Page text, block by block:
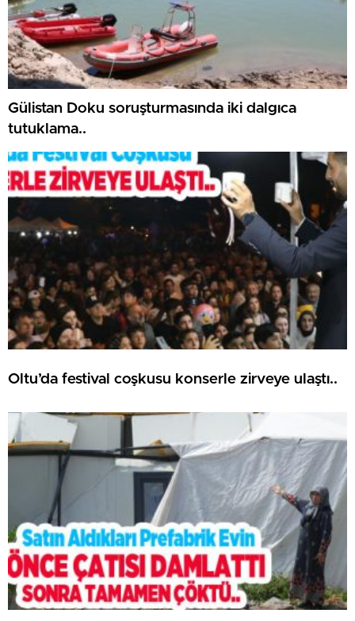
Gülistan Doku soruşturmasında iki dalgıca
tutuklama..
Oltu’da festival coşkusu konserle zirveye ulaştı..